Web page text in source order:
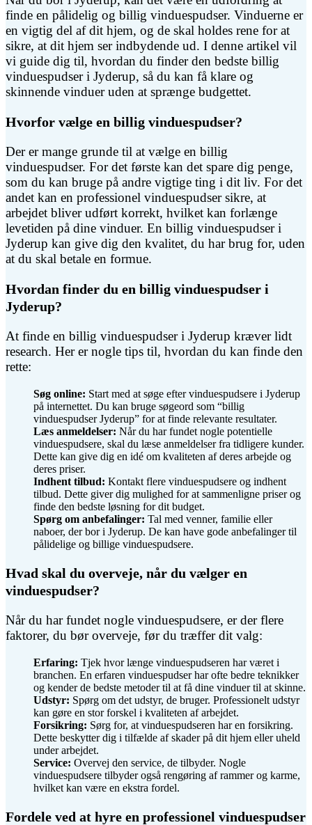
finde en pålidelig og billig vinduespudser. Vinduerne er
en vigtig del af dit hjem, og de skal holdes rene for at
sikre, at dit hjem ser indbydende ud. I denne artikel vil
vi guide dig til, hvordan du finder den bedste billig
vinduespudser i Jyderup, så du kan få klare og
skinnende vinduer uden at sprænge budgettet.
Hvorfor vælge en billig vinduespudser?
Der er mange grunde til at vælge en billig
vinduespudser. For det første kan det spare dig penge,
som du kan bruge på andre vigtige ting i dit liv. For det
andet kan en professionel vinduespudser sikre, at
arbejdet bliver udført korrekt, hvilket kan forlænge
levetiden på dine vinduer. En billig vinduespudser i
Jyderup kan give dig den kvalitet, du har brug for, uden
at du skal betale en formue.
Hvordan finder du en billig vinduespudser i
Jyderup?
At finde en billig vinduespudser i Jyderup kræver lidt
research. Her er nogle tips til, hvordan du kan finde den
rette:
Søg online: Start med at søge efter vinduespudsere i Jyderup
på internettet. Du kan bruge søgeord som “billig
vinduespudser Jyderup” for at finde relevante resultater.
Læs anmeldelser: Når du har fundet nogle potentielle
vinduespudsere, skal du læse anmeldelser fra tidligere kunder.
Dette kan give dig en idé om kvaliteten af deres arbejde og
deres priser.
Indhent tilbud: Kontakt flere vinduespudsere og indhent
tilbud. Dette giver dig mulighed for at sammenligne priser og
finde den bedste løsning for dit budget.
Spørg om anbefalinger: Tal med venner, familie eller
naboer, der bor i Jyderup. De kan have gode anbefalinger til
pålidelige og billige vinduespudsere.
Hvad skal du overveje, når du vælger en
vinduespudser?
Når du har fundet nogle vinduespudsere, er der flere
faktorer, du bør overveje, før du træffer dit valg:
Erfaring: Tjek hvor længe vinduespudseren har været i
branchen. En erfaren vinduespudser har ofte bedre teknikker
og kender de bedste metoder til at få dine vinduer til at skinne.
Udstyr: Spørg om det udstyr, de bruger. Professionelt udstyr
kan gøre en stor forskel i kvaliteten af arbejdet.
Forsikring: Sørg for, at vinduespudseren har en forsikring.
Dette beskytter dig i tilfælde af skader på dit hjem eller uheld
under arbejdet.
Service: Overvej den service, de tilbyder. Nogle
vinduespudsere tilbyder også rengøring af rammer og karme,
hvilket kan være en ekstra fordel.
Fordele ved at hyre en professionel vinduespudser